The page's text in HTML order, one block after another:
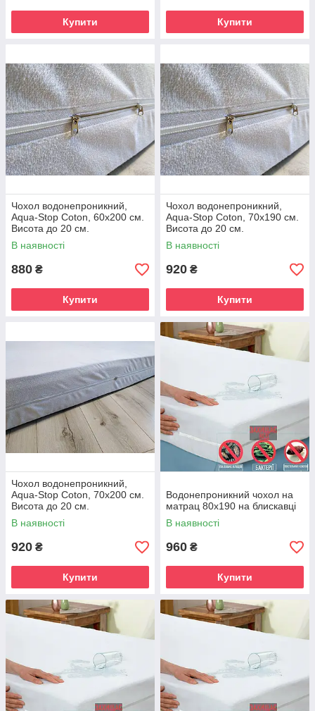
Купити Купити
Чохол водонепроникний,
Aqua-Stop Coton, 60х200 см.
Висота до 20 см.
В наявності
880 ₴
Купити
Чохол водонепроникний,
Aqua-Stop Coton, 70х190 см.
Висота до 20 см.
В наявності
920 ₴
Купити
Чохол водонепроникний,
Aqua-Stop Coton, 70х200 см.
Висота до 20 см.
В наявності
920 ₴
Купити
Водонепроникний чохол на
матрац 80х190 на блискавці
В наявності
960 ₴
Купити